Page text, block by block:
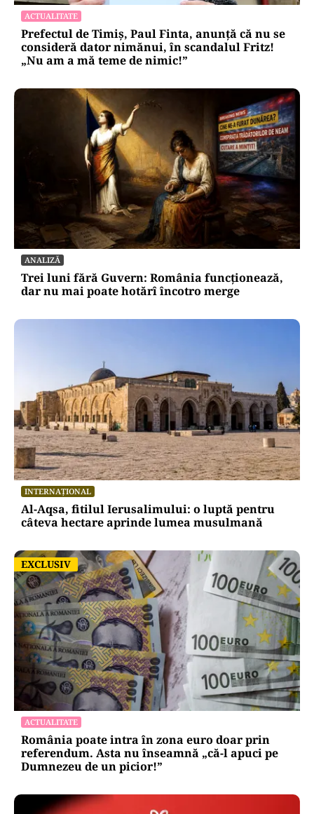
ACTUALITATE
Prefectul de Timiș, Paul Finta, anunță că nu se
consideră dator nimănui, în scandalul Fritz!
„Nu am a mă teme de nimic!”
ANALIZĂ
Trei luni fără Guvern: România funcționează,
dar nu mai poate hotărî încotro merge
INTERNAȚIONAL
Al-Aqsa, fitilul Ierusalimului: o luptă pentru
câteva hectare aprinde lumea musulmană
EXCLUSIV
EXCLUSIV
ACTUALITATE
România poate intra în zona euro doar prin
referendum. Asta nu înseamnă „că-l apuci pe
Dumnezeu de un picior!”